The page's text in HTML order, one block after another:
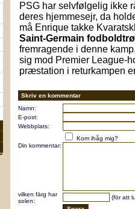
PSG har selvfølgelig ikke
deres hjemmesejr, da
må Enrique takke
Saint-Germain
fremragende i denne
sig mod Premier League-
præstation i returkampen
Skriv en kommentar
Namn:
E-post:
Webbplats:
Kom ihåg mig?
Din kommentar:
vilken färg har
solen:
(för att